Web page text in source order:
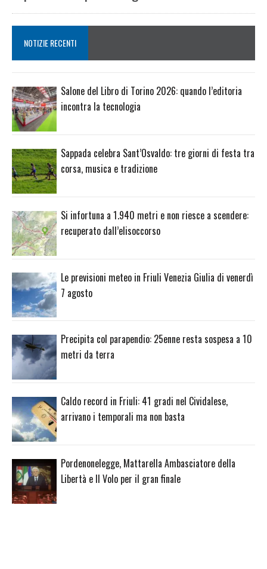
NOTIZIE RECENTI
Salone del Libro di Torino 2026: quando l’editoria
incontra la tecnologia
Sappada celebra Sant’Osvaldo: tre giorni di festa tra
corsa, musica e tradizione
Si infortuna a 1.940 metri e non riesce a scendere:
recuperato dall’elisoccorso
Le previsioni meteo in Friuli Venezia Giulia di venerdì
7 agosto
Precipita col parapendio: 25enne resta sospesa a 10
metri da terra
Caldo record in Friuli: 41 gradi nel Cividalese,
arrivano i temporali ma non basta
Pordenonelegge, Mattarella Ambasciatore della
Libertà e Il Volo per il gran finale